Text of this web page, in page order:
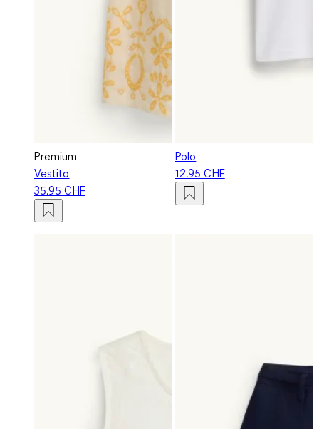
Premium
Vestito
35.95 CHF
Polo
12.95 CHF